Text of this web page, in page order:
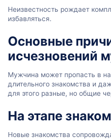
Неизвестность рождает
избавляться.
Основные
исчезновений
Мужчина может пропасть в
длительного знакомства и
для этого разные, но общие
На этапе
Новые знакомства